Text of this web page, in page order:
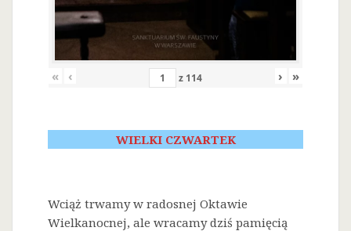
« ‹ z 114 › »
WIELKI CZWARTEK
Wciąż trwamy w radosnej Oktawie
Wielkanocnej, ale wracamy dziś pamięcią